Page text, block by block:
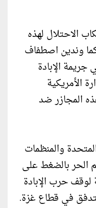
الاحتلال لهذه
وندين اصطفاف
جريمة الإبادة
الأمريكية
المجازر ضد
والمنظمات
الحر بالضغط على
لوقف حرب الإبادة
في قطاع غزة.